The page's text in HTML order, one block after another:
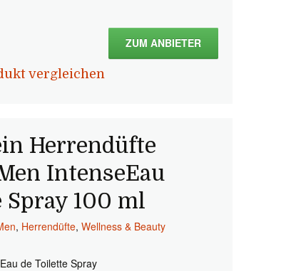
ZUM ANBIETER
vergleichen
Herrendüfte
IntenseEau
Spray 100 ml
, Herrendüfte,Wellness & Beauty
de Toilette Spray